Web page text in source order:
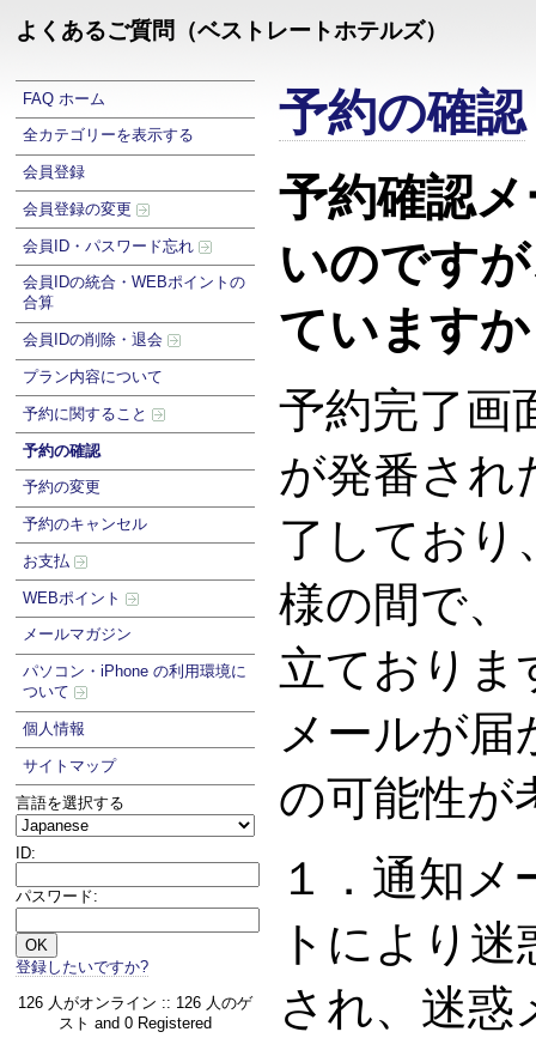
よくあるご質問（ベストレートホテルズ）
FAQ ホーム
全カテゴリーを表示する
会員登録
会員登録の変更
会員ID・パスワード忘れ
会員IDの統合・WEBポイントの
合算
会員IDの削除・退会
プラン内容について
予約に関すること
予約の確認
予約の変更
予約のキャンセル
お支払
WEBポイント
メールマガジン
パソコン・iPhone の利用環境に
ついて
個人情報
サイトマップ
言語を選択する
ID:
パスワード:
登録したいですか?
126 人がオンライン :: 126 人のゲ
スト and 0 Registered
予約の確認
予約確認
いのです
ています
予約完了画
が発番され
了しており
様の間で、
立ておりま
メールが届
の可能性が
１．通知
トにより
され、迷惑